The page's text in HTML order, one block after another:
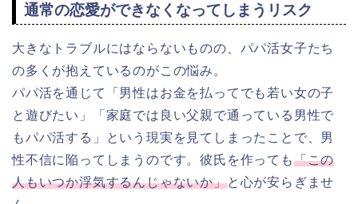
通常の恋愛ができなくなってしまうリスク
大きなトラブルにはならないものの、パパ活女子たち
の多くが抱えているのがこの悩み。
パパ活を通じて「男性はお金を払ってでも若い女の子
と遊びたい」「家庭では良い父親で通っている男性で
もパパ活する」という現実を見てしまったことで、男
性不信に陥ってしまうのです。彼氏を作っても「この
人もいつか浮気するんじゃないか」と心が安らぎませ